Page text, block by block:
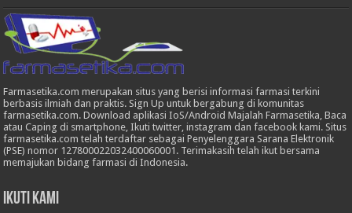
Farmasetika.com merupakan situs yang berisi informasi farmasi terkini
berbasis ilmiah dan praktis. Sign Up untuk bergabung di komunitas
farmasetika.com. Download aplikasi IoS/Android Majalah Farmasetika, Baca
atau Caping di smartphone, Ikuti twitter, instagram dan facebook kami. Situs
farmasetika.com telah terdaftar sebagai Penyelenggara Sarana Elektronik
(PSE) nomor 127800022032400060001. Terimakasih telah ikut bersama
memajukan bidang farmasi di Indonesia.
Ikuti Kami